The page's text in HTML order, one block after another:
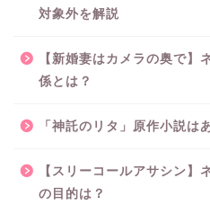
対象外を解説
【新婚妻はカメラの奥で】
係とは？
「神託のリタ」原作小説は
【スリーコールアサシン】
の目的は？